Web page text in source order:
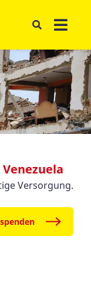
Versorgung.